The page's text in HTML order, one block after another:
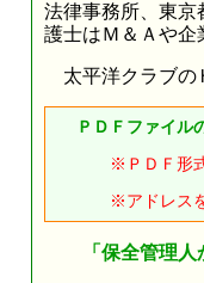
法律事務所、東京
護士はＭ＆Ａや企
太平洋クラブの
ＰＤＦファイル
※ＰＤＦ形式の
※アドレスをコ
「保全管理人か